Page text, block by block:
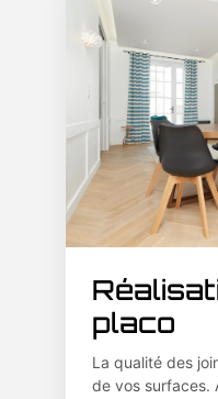
placo
La qualité des
de vos surfaces.